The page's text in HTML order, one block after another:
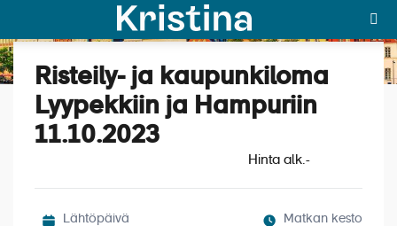
MAJAKKA-portaali
Suosikit
Katso kuvat (5)
Risteily- ja kaupunkiloma
Lyypekkiin ja Hampuriin
11.10.2023
Hinta alk.-
Lähtöpäivä Matkan kesto